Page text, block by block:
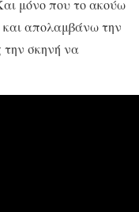
μόνο που το ακούω
και απολαμβάνω την
σκηνή να